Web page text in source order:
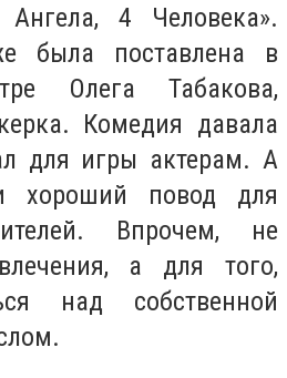
4 Человека».
была поставлена в
Олега Табакова,
Комедия давала
для игры актерам. А
хороший повод для
Впрочем, не
а для того,
над собственной